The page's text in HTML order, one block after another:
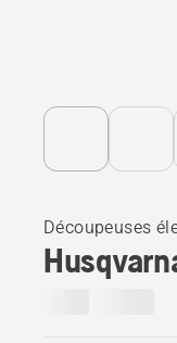
Découpeuses